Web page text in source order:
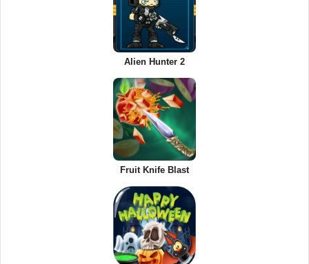
Alien Hunter 2
Fruit Knife Blast